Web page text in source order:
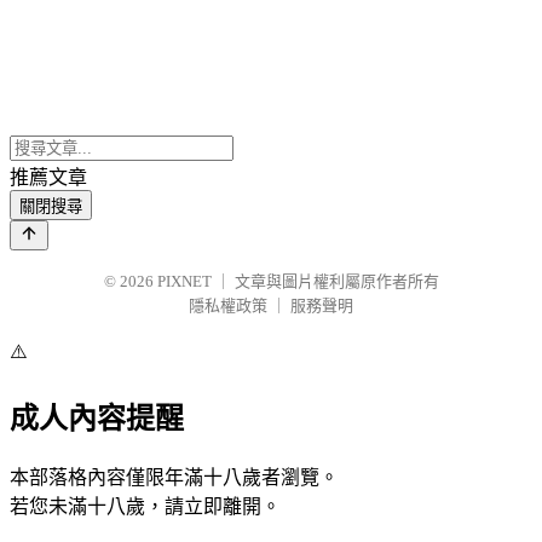
推薦文章
關閉搜尋
© 2026 PIXNET
文章與圖片權利屬原作者所有
隱私權政策
服務聲明
⚠️
成人內容提醒
本部落格內容僅限年滿十八歲者瀏覽。
若您未滿十八歲，請立即離開。